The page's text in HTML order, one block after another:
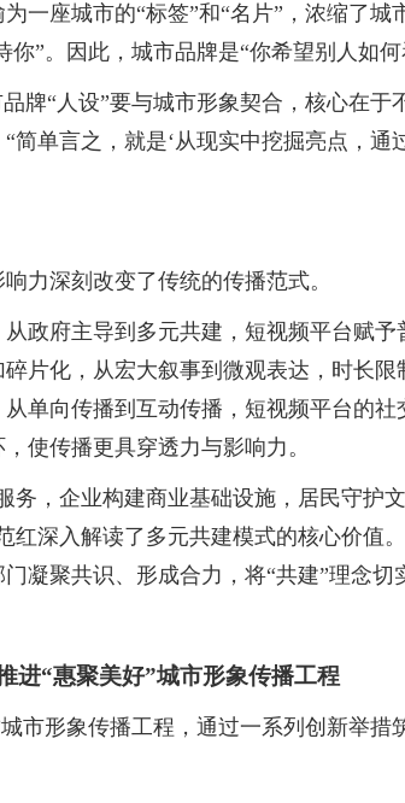
座城市的“标签”和“名片”，浓缩了城
”。因此，城市品牌是“你希望别人如何
“人设”要与城市形象契合，核心在于
单言之，就是‘从现实中挖掘亮点，通
深刻改变了传统的传播范式。
府主导到多元共建，短视频平台赋予
片化，从宏大叙事到微观表达，时长
单向传播到互动传播，短视频平台的
使传播更具穿透力与影响力。
，企业构建商业基础设施，居民守护
深入解读了多元共建模式的核心价值
凝聚共识、形成合力，将“共建”理念切
进“惠聚美好”城市形象传播工程
市形象传播工程，通过一系列创新举